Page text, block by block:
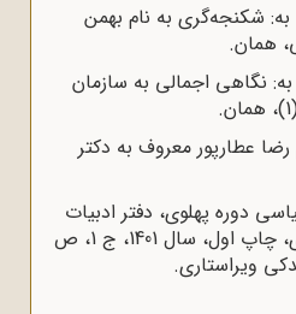
شکنجه‌گری به نام بهمن
، همان.
نگاهی اجمالی به سازمان
، همان.
عطارپور معروف به دکتر
دوره پهلوی، دفتر ادبیات
انقلاب اسلامی حوزه هنری، چاپ اول، سال 1401، ج 1، ص